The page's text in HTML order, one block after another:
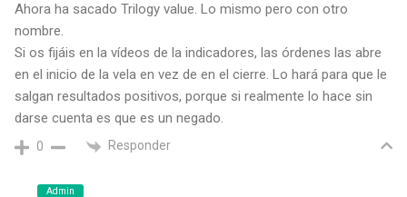
Ahora ha sacado Trilogy value. Lo mismo pero con otro
nombre.
Si os fijáis en la vídeos de la indicadores, las órdenes las abre
en el inicio de la vela en vez de en el cierre. Lo hará para que le
salgan resultados positivos, porque si realmente lo hace sin
darse cuenta es que es un negado.
0 Responder
Admin